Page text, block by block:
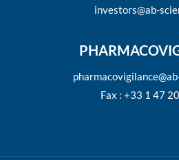
investors@ab-
Fax : +33 1 47